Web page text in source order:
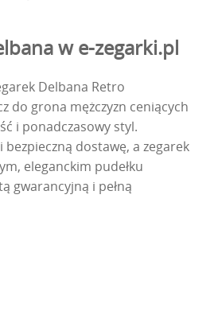
w e-zegarki.pl
Delbana Retro
do grona mężczyzn ceniących
i ponadczasowy styl.
dostawę, a zegarek
eleganckim pudełku
gwarancyjną i pełną